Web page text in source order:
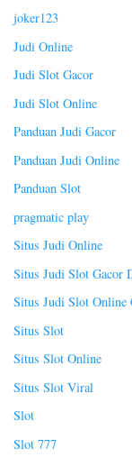
joker123
Judi Online
Judi Slot Gacor
Judi Slot Online
Panduan Judi Gacor
Panduan Judi Online
Panduan Slot
pragmatic play
Situs Judi Online
Situs Judi Slot Gacor
Situs Judi Slot Online
Situs Slot
Situs Slot Online
Situs Slot Viral
Slot
Slot 777